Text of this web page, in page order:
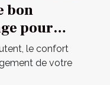
bon
pour
le confort
de votre